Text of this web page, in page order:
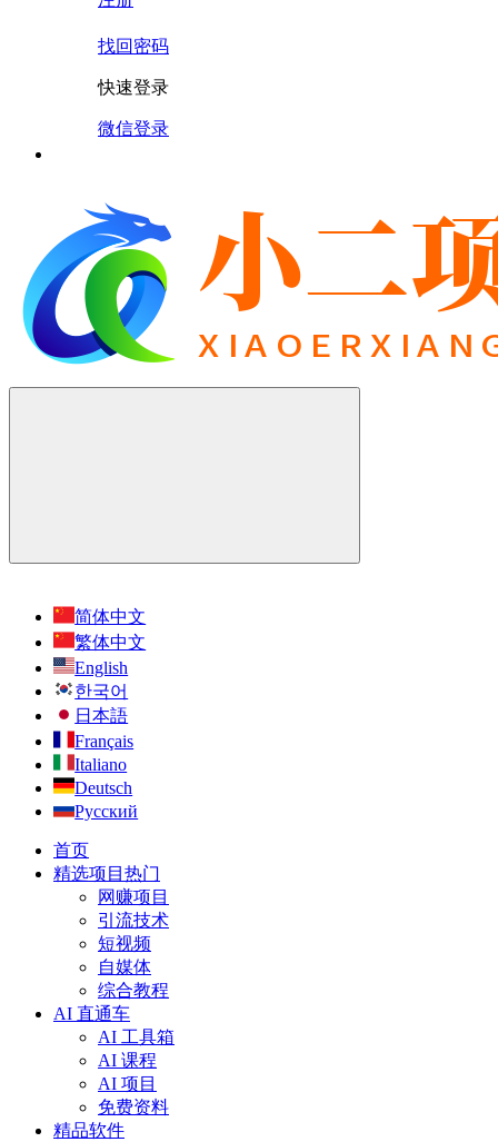
找回密码
快速登录
微信登录
简体中文
繁体中文
English
한국어
日本語
Français
Italiano
Deutsch
Русский
首页
精选项目 热门
网赚项目
引流技术
短视频
自媒体
综合教程
AI 直通车
AI 工具箱
AI 课程
AI 项目
免费资料
精品软件